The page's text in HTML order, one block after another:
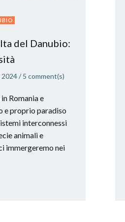
del Danubio:
2024/ 5 comment(s)
Romania e
e proprio paradiso
interconnessi
animali e
immergeremo nei